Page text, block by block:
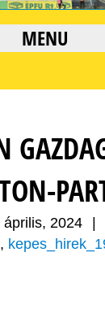
MENU
április, 2024
,